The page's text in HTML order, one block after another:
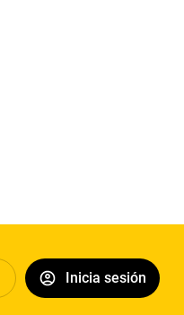
Inicia sesión